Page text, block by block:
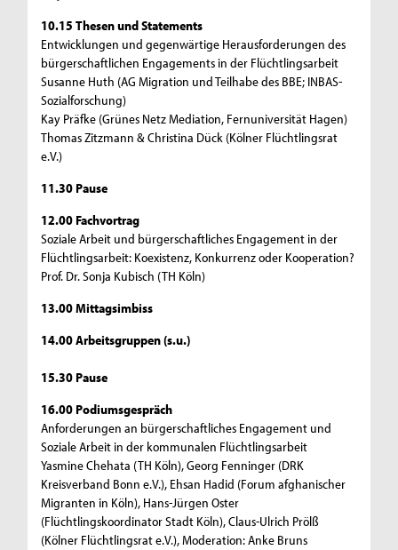
10.15 Thesen und Statements
Entwicklungen und gegenwärtige Herausforderungen des
bürgerschaftlichen Engagements in der Flüchtlingsarbeit
Susanne Huth (AG Migration und Teilhabe des BBE; INBAS-
Sozialforschung)
Kay Präfke (Grünes Netz Mediation, Fernuniversität Hagen)
Thomas Zitzmann & Christina Dück (Kölner Flüchtlingsrat
e.V.)
11.30 Pause
12.00 Fachvortrag
Soziale Arbeit und bürgerschaftliches Engagement in der
Flüchtlingsarbeit: Koexistenz, Konkurrenz oder Kooperation?
Prof. Dr. Sonja Kubisch (TH Köln)
13.00 Mittagsimbiss
14.00 Arbeitsgruppen (s.u.)
15.30 Pause
16.00 Podiumsgespräch
Anforderungen an bürgerschaftliches Engagement und
Soziale Arbeit in der kommunalen Flüchtlingsarbeit
Yasmine Chehata (TH Köln), Georg Fenninger (DRK
Kreisverband Bonn e.V.), Ehsan Hadid (Forum afghanischer
Migranten in Köln), Hans-Jürgen Oster
(Flüchtlingskoordinator Stadt Köln), Claus-Ulrich Prölß
(Kölner Flüchtlingsrat e.V.), Moderation: Anke Bruns